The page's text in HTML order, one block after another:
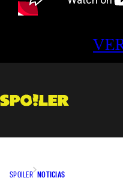
SPOILER NOTICIAS